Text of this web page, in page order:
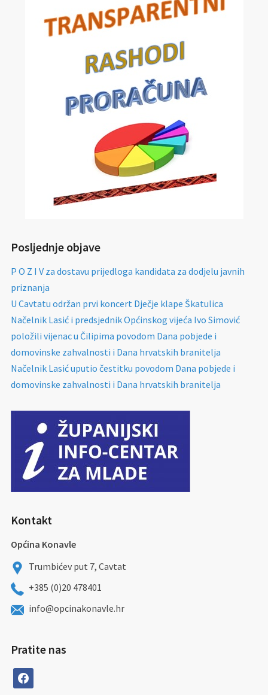
Posljednje objave
P O Z I V za dostavu prijedloga kandidata za dodjelu javnih
priznanja
U Cavtatu održan prvi koncert Dječje klape Škatulica
Načelnik Lasić i predsjednik Općinskog vijeća Ivo Simović
položili vijenac u Čilipima povodom Dana pobjede i
domovinske zahvalnosti i Dana hrvatskih branitelja
Načelnik Lasić uputio čestitku povodom Dana pobjede i
domovinske zahvalnosti i Dana hrvatskih branitelja
Kontakt
Općina Konavle
Trumbićev put 7, Cavtat
+385 (0)20 478401
info@opcinakonavle.hr
Pratite nas
facebook